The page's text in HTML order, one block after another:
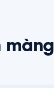
màng